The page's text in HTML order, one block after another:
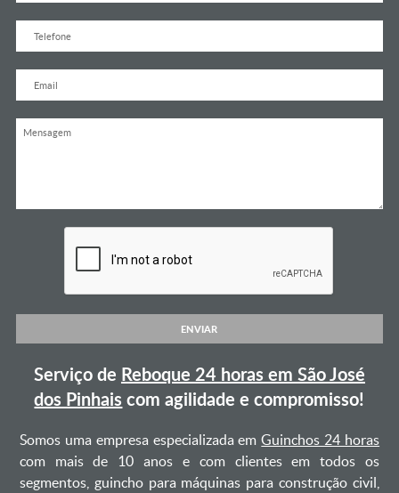
ENVIAR
Serviço de Reboque 24 horas em São José
dos Pinhais com agilidade e compromisso!
Somos uma empresa especializada emGuinchos 24 horas
com mais de 10 anos e com clientes em todos os
segmentos, guincho para máquinas para construção civil,